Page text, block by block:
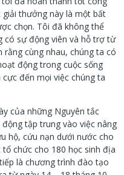
thưởng này là một bất
chọn. Tôi đã không thể
có sự động viên và hỗ trợ từ
cùng nhau, chúng ta có
động trong cuộc sống
đến mọi việc chúng ta
của những Nguyên tắc
tập trung vào việc nâng
hộ, cứu nạn dưới nước cho
chức cho 180 học sinh địa
là chương trình đào tạo